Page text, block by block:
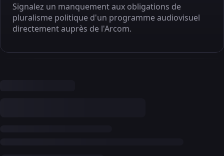
Signalez un manquement aux obligations de
pluralisme politique d'un programme audiovisuel
directement auprès de l'Arcom.